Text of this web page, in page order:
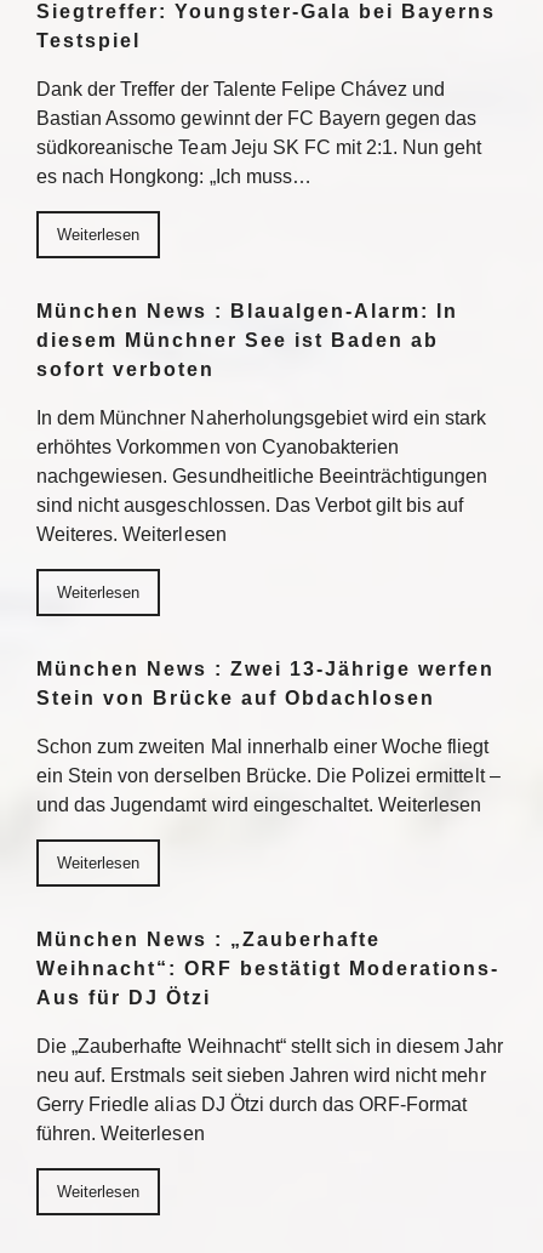
Siegtreffer: Youngster-Gala bei Bayerns
Testspiel
Dank der Treffer der Talente Felipe Chávez und
Bastian Assomo gewinnt der FC Bayern gegen das
südkoreanische Team Jeju SK FC mit 2:1. Nun geht
es nach Hongkong: „Ich muss…
Weiterlesen
München News : Blaualgen-Alarm: In
diesem Münchner See ist Baden ab
sofort verboten
In dem Münchner Naherholungsgebiet wird ein stark
erhöhtes Vorkommen von Cyanobakterien
nachgewiesen. Gesundheitliche Beeinträchtigungen
sind nicht ausgeschlossen. Das Verbot gilt bis auf
Weiteres. Weiterlesen
Weiterlesen
München News : Zwei 13-Jährige werfen
Stein von Brücke auf Obdachlosen
Schon zum zweiten Mal innerhalb einer Woche fliegt
ein Stein von derselben Brücke. Die Polizei ermittelt –
und das Jugendamt wird eingeschaltet. Weiterlesen
Weiterlesen
München News : „Zauberhafte
Weihnacht“: ORF bestätigt Moderations-
Aus für DJ Ötzi
Die „Zauberhafte Weihnacht“ stellt sich in diesem Jahr
neu auf. Erstmals seit sieben Jahren wird nicht mehr
Gerry Friedle alias DJ Ötzi durch das ORF-Format
führen. Weiterlesen
Weiterlesen